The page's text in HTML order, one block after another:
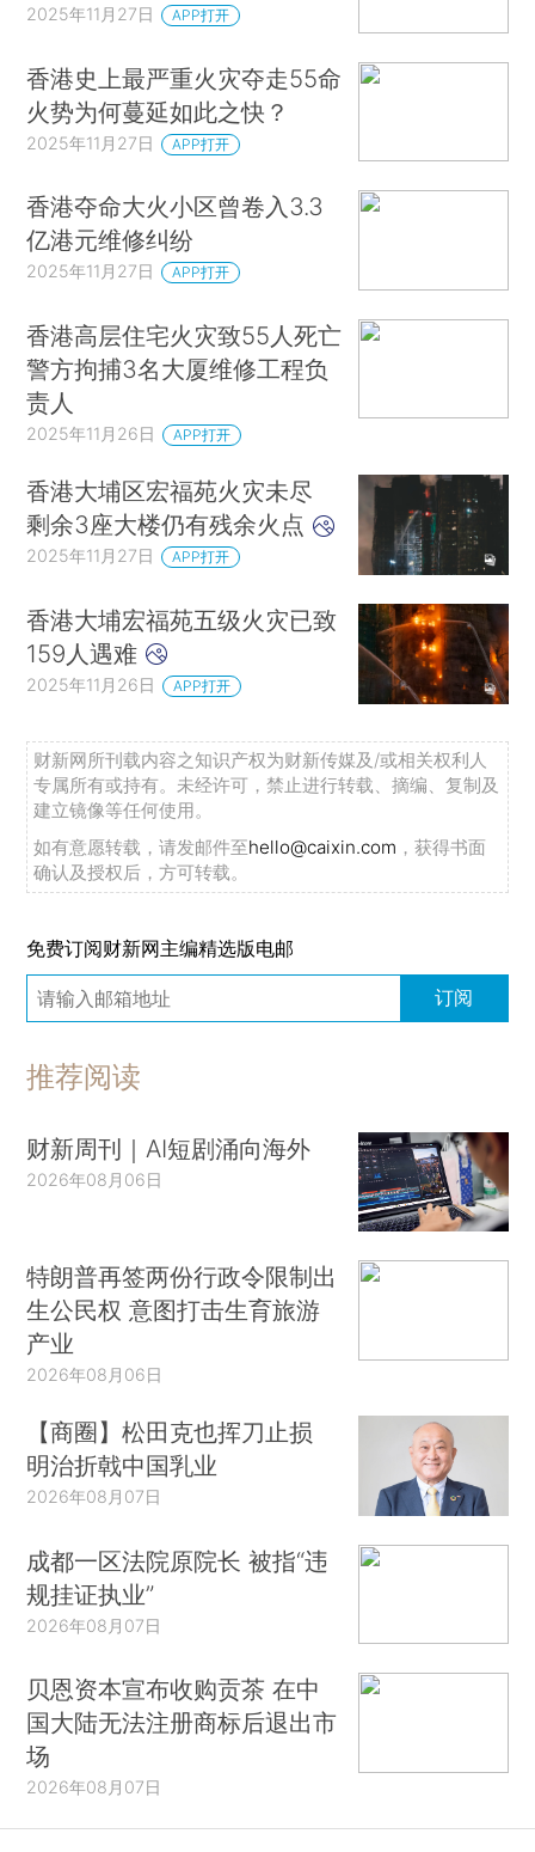
2025年11月27日 APP打开
香港史上最严重火灾夺走55命
火势为何蔓延如此之快？
2025年11月27日 APP打开
香港夺命大火小区曾卷入3.3
亿港元维修纠纷
2025年11月27日 APP打开
香港高层住宅火灾致55人死亡
警方拘捕3名大厦维修工程负
责人
2025年11月26日 APP打开
香港大埔区宏福苑火灾未尽
剩余3座大楼仍有残余火点
2025年11月27日 APP打开
香港大埔宏福苑五级火灾已致
159人遇难
2025年11月26日 APP打开
财新网所刊载内容之知识产权为财新传媒及/或相关权利人
专属所有或持有。未经许可，禁止进行转载、摘编、复制及
建立镜像等任何使用。
如有意愿转载，请发邮件至hello@caixin.com ，获得书面
确认及授权后，方可转载。
免费订阅财新网主编精选版电邮
订阅
推荐阅读
财新周刊｜AI短剧涌向海外
2026年08月06日
特朗普再签两份行政令限制出
生公民权 意图打击生育旅游
产业
2026年08月06日
【商圈】松田克也挥刀止损
明治折戟中国乳业
2026年08月07日
成都一区法院原院长 被指“违
规挂证执业”
2026年08月07日
贝恩资本宣布收购贡茶 在中
国大陆无法注册商标后退出市
场
2026年08月07日